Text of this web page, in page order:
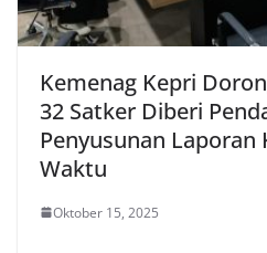
Kemenag Kepri
32 Satker Diberi
Penyusunan Laporan
Waktu
Oktober 15, 2025